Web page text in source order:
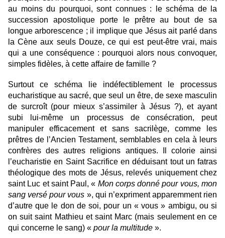
au moins du pourquoi, sont connues : le schéma de la
succession apostolique porte le prêtre au bout de sa
longue arborescence ; il implique que Jésus ait parlé dans
la Cène aux seuls Douze, ce qui est peut-être vrai, mais
qui a une conséquence : pourquoi alors nous convoquer,
simples fidèles, à cette affaire de famille ?
Surtout ce schéma lie indéfectiblement le processus
eucharistique au sacré, que seul un être, de sexe masculin
de surcroît (pour mieux s’assimiler à Jésus ?), et ayant
subi lui-même un processus de consécration, peut
manipuler efficacement et sans sacrilège, comme les
prêtres de l’Ancien Testament, semblables en cela à leurs
confrères des autres religions antiques. Il colorie ainsi
l’eucharistie en Saint Sacrifice en déduisant tout un fatras
théologique des mots de Jésus, relevés uniquement chez
saint Luc et saint Paul, « Mon corps donné pour vous, mon
sang versé pour vous », qui n’expriment apparemment rien
d’autre que le don de soi, pour un « vous » ambigu, ou si
on suit saint Mathieu et saint Marc (mais seulement en ce
qui concerne le sang) « pour la multitude ».